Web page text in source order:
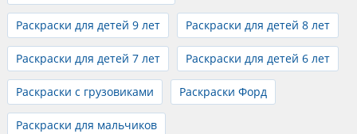
Раскраски для детей 9 лет Раскраски для детей 8 лет
Раскраски для детей 7 лет Раскраски для детей 6 лет
Раскраски с грузовиками Раскраски Форд
Раскраски для мальчиков